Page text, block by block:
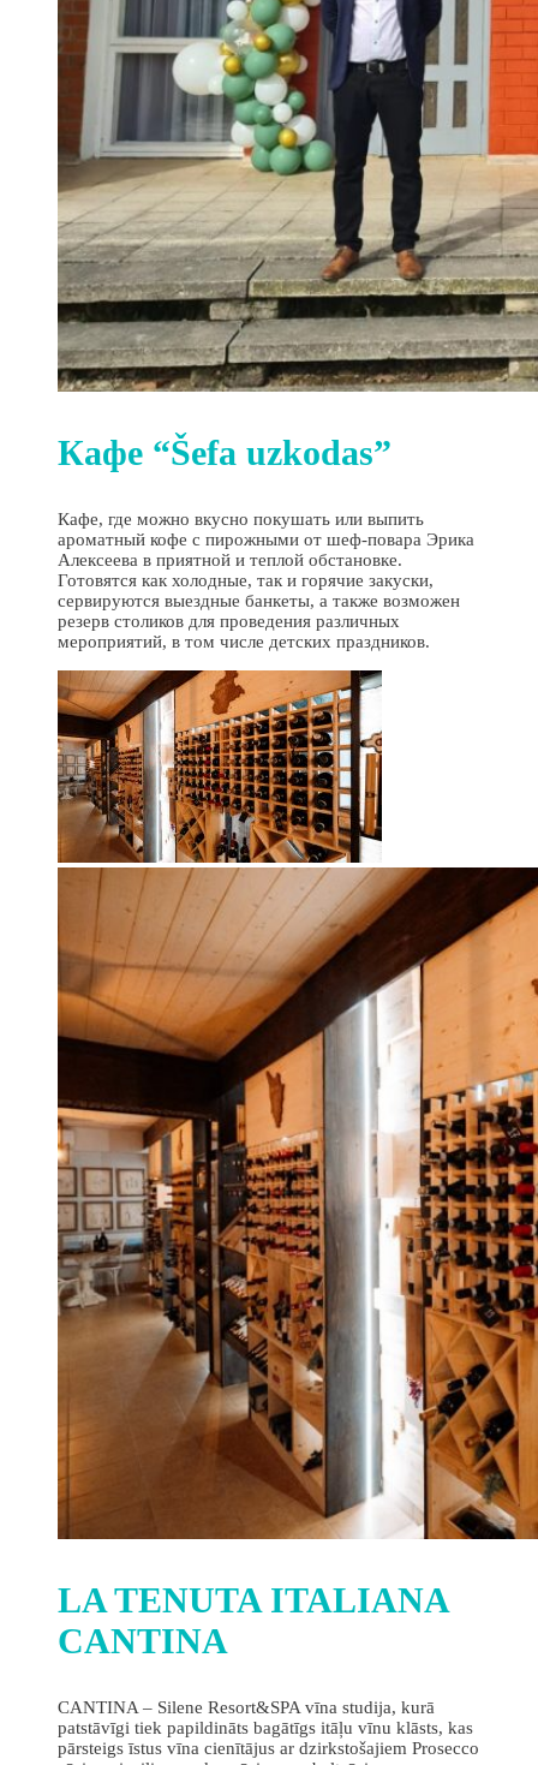
Кафе “Šefa uzkodas”
Кафе, где можно вкусно покушать или выпить
ароматный кофе с пирожными от шеф-повара Эрика
Алексеева в приятной и теплой обстановке.
Готовятся как холодные, так и горячие закуски,
сервируются выездные банкеты, а также возможен
резерв столиков для проведения различных
мероприятий, в том числе детских праздников.
LA TENUTA ITALIANA
CANTINA
CANTINA – Silene Resort&SPA vīna studija, kurā
patstāvīgi tiek papildināts bagātīgs itāļu vīnu klāsts, kas
pārsteigs īstus vīna cienītājus ar dzirkstošajiem Prosecco